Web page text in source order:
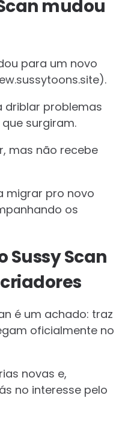
mudou
para um novo
driblar problemas
surgiram.
mas não recebe
migrar pro novo
os
Scan
é um achado: traz
oficialmente no
novas e,
no interesse pelo